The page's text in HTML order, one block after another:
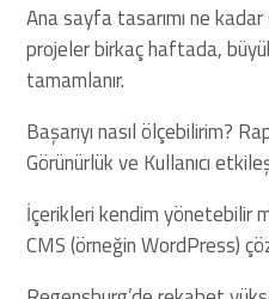
Ana sayfa tasarımı ne
projeler birkaç haftada,
tamamlanır.
Başarıyı nasıl ölçebilirim?
Görünürlük ve Kullanıcı
İçerikleri kendim yönetebilir
CMS (örneğin WordPress)